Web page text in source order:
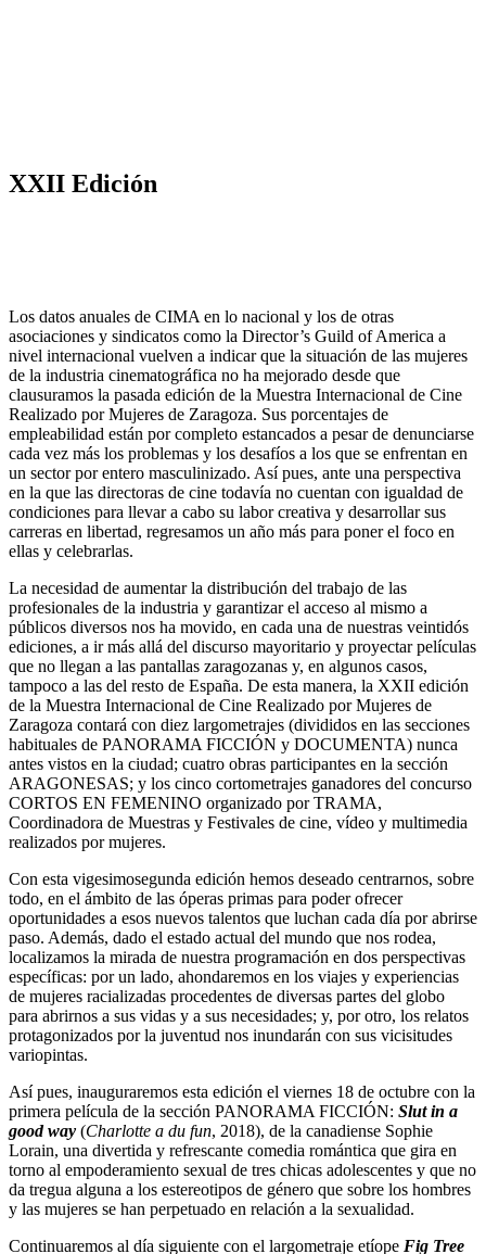
XXII Edición
Los datos anuales de CIMA en lo nacional y los de otras
asociaciones y sindicatos como la Director’s Guild of America a
nivel internacional vuelven a indicar que la situación de las mujeres
de la industria cinematográfica no ha mejorado desde que
clausuramos la pasada edición de la Muestra Internacional de Cine
Realizado por Mujeres de Zaragoza. Sus porcentajes de
empleabilidad están por completo estancados a pesar de denunciarse
cada vez más los problemas y los desafíos a los que se enfrentan en
un sector por entero masculinizado. Así pues, ante una perspectiva
en la que las directoras de cine todavía no cuentan con igualdad de
condiciones para llevar a cabo su labor creativa y desarrollar sus
carreras en libertad, regresamos un año más para poner el foco en
ellas y celebrarlas.
La necesidad de aumentar la distribución del trabajo de las
profesionales de la industria y garantizar el acceso al mismo a
públicos diversos nos ha movido, en cada una de nuestras veintidós
ediciones, a ir más allá del discurso mayoritario y proyectar películas
que no llegan a las pantallas zaragozanas y, en algunos casos,
tampoco a las del resto de España. De esta manera, la XXII edición
de la Muestra Internacional de Cine Realizado por Mujeres de
Zaragoza contará con diez largometrajes (divididos en las secciones
habituales de PANORAMA FICCIÓN y DOCUMENTA) nunca
antes vistos en la ciudad; cuatro obras participantes en la sección
ARAGONESAS; y los cinco cortometrajes ganadores del concurso
CORTOS EN FEMENINO organizado por TRAMA,
Coordinadora de Muestras y Festivales de cine, vídeo y multimedia
realizados por mujeres.
Con esta vigesimosegunda edición hemos deseado centrarnos, sobre
todo, en el ámbito de las óperas primas para poder ofrecer
oportunidades a esos nuevos talentos que luchan cada día por abrirse
paso. Además, dado el estado actual del mundo que nos rodea,
localizamos la mirada de nuestra programación en dos perspectivas
específicas: por un lado, ahondaremos en los viajes y experiencias
de mujeres racializadas procedentes de diversas partes del globo
para abrirnos a sus vidas y a sus necesidades; y, por otro, los relatos
protagonizados por la juventud nos inundarán con sus vicisitudes
variopintas.
Así pues, inauguraremos esta edición el viernes 18 de octubre con la
primera película de la sección PANORAMA FICCIÓN: Slut in a
good way (Charlotte a du fun, 2018), de la canadiense Sophie
Lorain, una divertida y refrescante comedia romántica que gira en
torno al empoderamiento sexual de tres chicas adolescentes y que no
da tregua alguna a los estereotipos de género que sobre los hombres
y las mujeres se han perpetuado en relación a la sexualidad.
Continuaremos al día siguiente con el largometraje etíope Fig Tree